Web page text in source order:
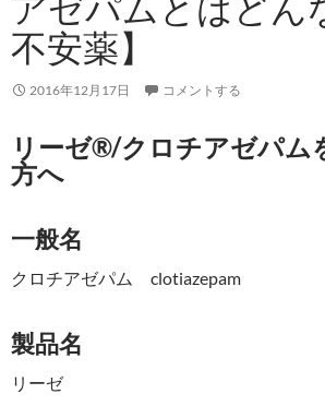
不安薬】
2016年12月17日 コメントする
リーゼ®/クロチアゼパム
方へ
一般名
クロチアゼパム clotiazepam
製品名
リーゼ